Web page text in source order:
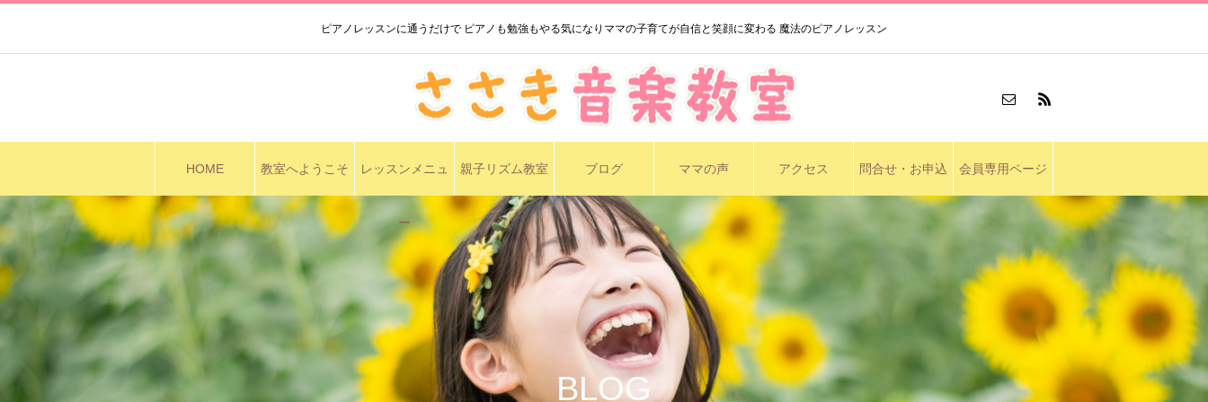
ピアノレッスンに通うだけで ピアノも勉強もやる気になりママの子育てが自信と笑顔に変わる 魔法のピアノレッスン
HOME 教室へようこそ レッスンメニュ
ー
親子リズム教室 ブログ ママの声 アクセス 問合せ・お申込 会員専用ページ
BLOG